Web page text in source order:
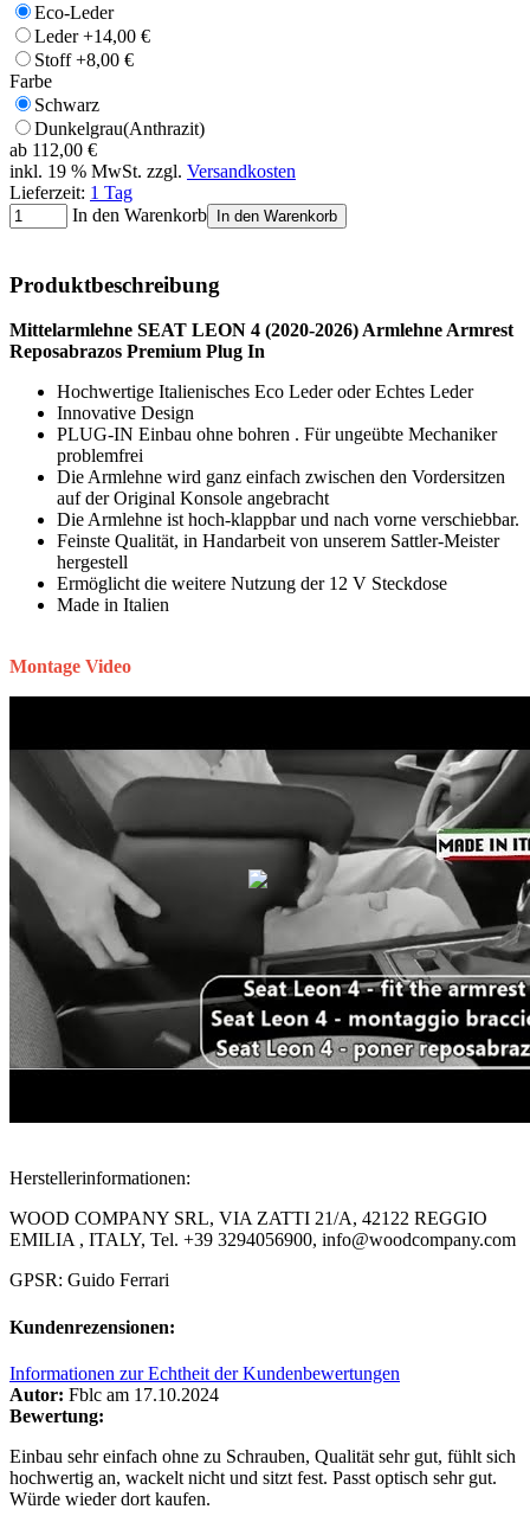
Eco-Leder
Leder+14,00 €
Stoff+8,00 €
Farbe
Schwarz
Dunkelgrau(Anthrazit)
ab 112,00 €
inkl. 19 % MwSt. zzgl. Versandkosten
Lieferzeit: 1 Tag
In den Warenkorb
In den Warenkorb
Produktbeschreibung
Mittelarmlehne SEAT LEON 4 (2020-2026) Armlehne Armrest
Reposabrazos Premium Plug In
Hochwertige Italienisches Eco Leder oder Echtes Leder
Innovative Design
PLUG-IN Einbau ohne bohren . Für ungeübte Mechaniker
problemfrei
Die Armlehne wird ganz einfach zwischen den Vordersitzen
auf der Original Konsole angebracht
Die Armlehne ist hoch-klappbar und nach vorne verschiebbar.
Feinste Qualität, in Handarbeit von unserem Sattler-Meister
hergestell
Ermöglicht die weitere Nutzung der 12 V Steckdose
Made in Italien
Montage Video
Herstellerinformationen:
WOOD COMPANY SRL, VIA ZATTI 21/A, 42122 REGGIO
EMILIA , ITALY, Tel. +39 3294056900, info@woodcompany.com
GPSR: Guido Ferrari
Kundenrezensionen:
Informationen zur Echtheit der Kundenbewertungen
Autor: Fblc am 17.10.2024
Bewertung:
Einbau sehr einfach ohne zu Schrauben, Qualität sehr gut, fühlt sich
hochwertig an, wackelt nicht und sitzt fest. Passt optisch sehr gut.
Würde wieder dort kaufen.